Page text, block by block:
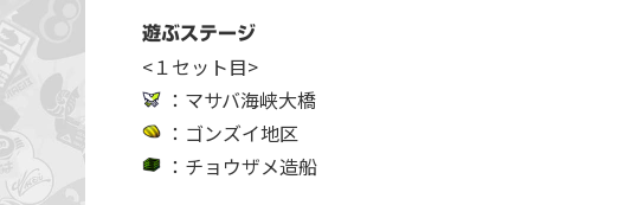
遊ぶステージ
<１セット目>
：マサバ海峡大橋
：ゴンズイ地区
：チョウザメ造船